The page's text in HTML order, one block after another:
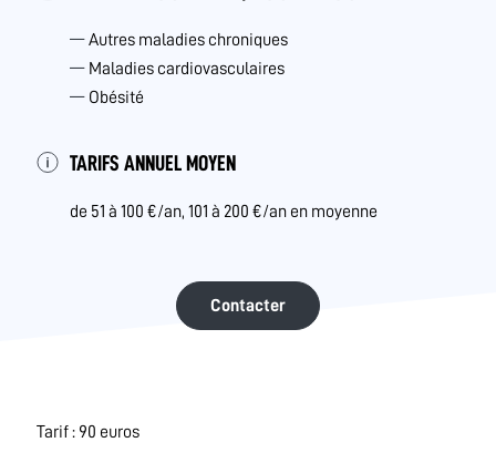
Autres maladies chroniques
Maladies cardiovasculaires
Obésité
TARIFS ANNUEL MOYEN
de 51 à 100 €/an, 101 à 200 €/an en moyenne
Contacter
Tarif : 90 euros